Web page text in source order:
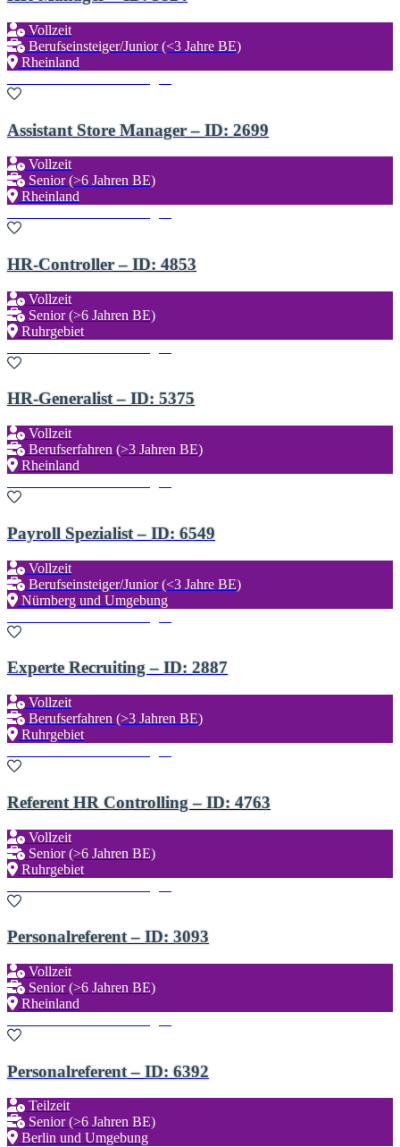
Vollzeit
Berufseinsteiger/Junior (<3 Jahre BE)
Rheinland
Assistant Store Manager – ID: 2699
Vollzeit
Senior (>6 Jahren BE)
Rheinland
HR-Controller – ID: 4853
Vollzeit
Senior (>6 Jahren BE)
Ruhrgebiet
HR-Generalist – ID: 5375
Vollzeit
Berufserfahren (>3 Jahren BE)
Rheinland
Payroll Spezialist – ID: 6549
Vollzeit
Berufseinsteiger/Junior (<3 Jahre BE)
Nürnberg und Umgebung
Experte Recruiting – ID: 2887
Vollzeit
Berufserfahren (>3 Jahren BE)
Ruhrgebiet
Referent HR Controlling – ID: 4763
Vollzeit
Senior (>6 Jahren BE)
Ruhrgebiet
Personalreferent – ID: 3093
Vollzeit
Senior (>6 Jahren BE)
Rheinland
Personalreferent – ID: 6392
Teilzeit
Senior (>6 Jahren BE)
Berlin und Umgebung